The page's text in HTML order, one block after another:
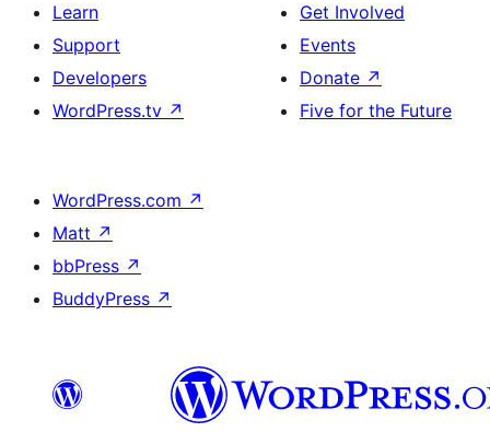
Learn
Support
Developers
WordPress.tv ↗
Get Involved
Events
Donate ↗
Five for the Future
WordPress.com ↗
Matt ↗
bbPress ↗
BuddyPress ↗